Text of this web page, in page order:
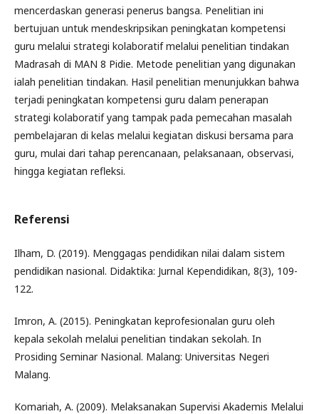
mencerdaskan generasi penerus bangsa. Penelitian ini
bertujuan untuk mendeskripsikan peningkatan kompetensi
guru melalui strategi kolaboratif melalui penelitian tindakan
Madrasah di MAN 8 Pidie. Metode penelitian yang digunakan
ialah penelitian tindakan. Hasil penelitian menunjukkan bahwa
terjadi peningkatan kompetensi guru dalam penerapan
strategi kolaboratif yang tampak pada pemecahan masalah
pembelajaran di kelas melalui kegiatan diskusi bersama para
guru, mulai dari tahap perencanaan, pelaksanaan, observasi,
hingga kegiatan refleksi.
Referensi
Ilham, D. (2019). Menggagas pendidikan nilai dalam sistem
pendidikan nasional. Didaktika: Jurnal Kependidikan, 8(3), 109-
122.
Imron, A. (2015). Peningkatan keprofesionalan guru oleh
kepala sekolah melalui penelitian tindakan sekolah. In
Prosiding Seminar Nasional. Malang: Universitas Negeri
Malang.
Komariah, A. (2009). Melaksanakan Supervisi Akademis Melalui